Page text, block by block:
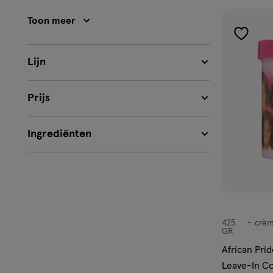
3
2
Toon meer
Lijn
Prijs
Ingrediënten
crème
425
GR
African
Leave-In